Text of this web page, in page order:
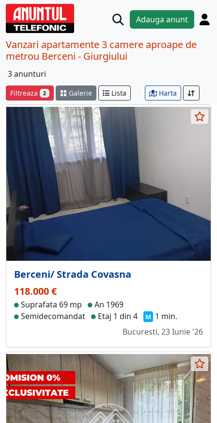
Adauga anunt
Vanzari apartamente 3 camere aproape de
metrou Berceni - Giurgiului
3 anunturi
Filtreaza 2 Galerie Lista Harta
Berceni/ Strada Covasna
118.000 €
Suprafata 69 mp
An 1969
Semidecomandat
Etaj 1 din 4 M 1 min.
Bucuresti, 23 Iunie '26